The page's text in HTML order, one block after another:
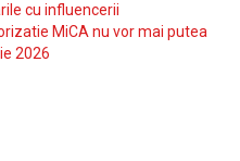
cu influencerii
MiCA nu vor mai putea
2026